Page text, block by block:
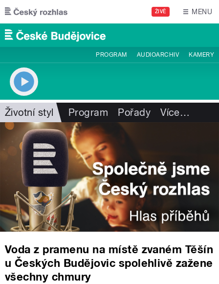
Přejít k hlavnímu obsahu
ŽIVĚ MENU
PROGRAM AUDIOARCHIV KAMERY
Životní styl Program Pořady Více…
Voda z pramenu na místě zvaném Těšín
u Českých Budějovic spolehlivě zažene
všechny chmury